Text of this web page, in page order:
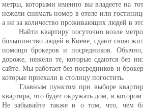
метры, которыми именно вы владеете на
нежели снимать номер в отеле или
а не за количество проживающих людей в
Найти квартиру посуточно возле
большинство людей в Киеве, сдают свою
помощи брокеров и посредников.
дороже, нежели те, которые сдаются без
сайте. Мы работает без посредников и
которые приехали в столицу погостить.
Главным пунктом при выборе
квартира, что будет окружать дом, в
Не забывайте также и о том, что, чем